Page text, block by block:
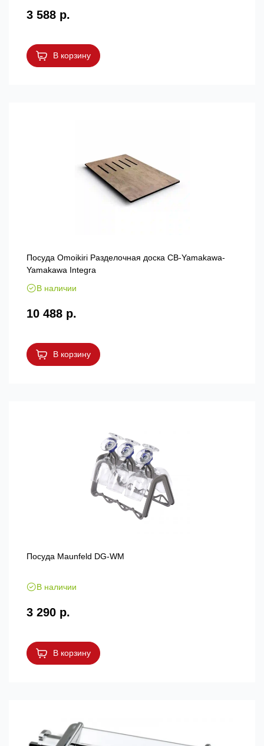
3 588 р.
В корзину
Посуда Omoikiri Разделочная доска CB-Yamakawa-
Yamakawa Integra
В наличии
10 488 р.
В корзину
Посуда Maunfeld DG-WM
В наличии
3 290 р.
В корзину